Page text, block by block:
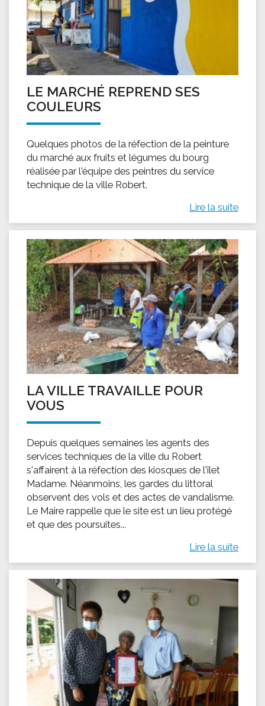
LE MARCHÉ REPREND SES
COULEURS
Quelques photos de la réfection de la peinture
du marché aux fruits et légumes du bourg
réalisée par l'équipe des peintres du service
technique de la ville Robert.
Lire la suite
LA VILLE TRAVAILLE POUR
VOUS
Depuis quelques semaines les agents des
services techniques de la ville du Robert
s'affairent à la réfection des kiosques de l'îlet
Madame. Néanmoins, les gardes du littoral
observent des vols et des actes de vandalisme.
Le Maire rappelle que le site est un lieu protégé
et que des poursuites...
Lire la suite